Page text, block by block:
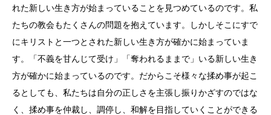
れた新しい生き方が始まっていることを見つめているのです。私
たちの教会もたくさんの問題を抱えています。しかしそこにすで
にキリストと一つとされた新しい生き方が確かに始まっていま
す。「不義を甘んじて受け」「奪われるままで」いる新しい生き
方が確かに始まっているのです。だからこそ様々な揉め事が起こ
るとしても、私たちは自分の正しさを主張し振りかざすのではな
く、揉め事を仲裁し、調停し、和解を目指していくことができる